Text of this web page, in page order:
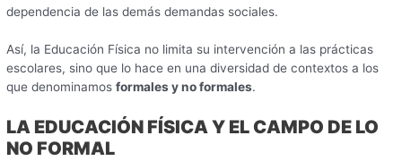
dependencia de las demás demandas sociales.
Así, la Educación Física no limita su intervención a las prácticas
escolares, sino que lo hace en una diversidad de contextos a los
que denominamosformales y no formales.
LA EDUCACIÓN FÍSICA Y EL CAMPO DE LO
NO FORMAL